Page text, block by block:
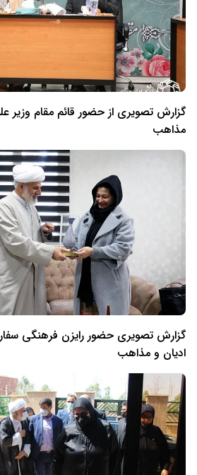
گزارش تصویری از حضور قائم مقام وزیر
مذاهب
گزارش تصویری حضور رایزن فرهنگی
ادیان و مذاهب